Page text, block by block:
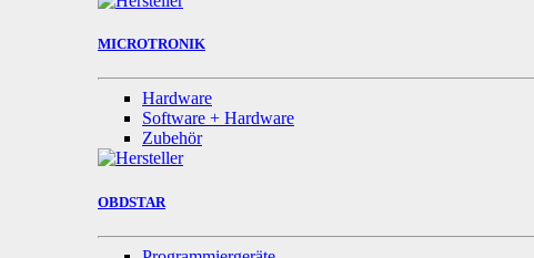
MICROTRONIK
Hardware
Software + Hardware
Zubehör
OBDSTAR